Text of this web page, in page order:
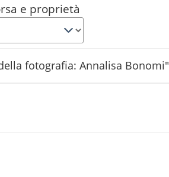
e proprietà
fotografia: Annalisa Bonomi"